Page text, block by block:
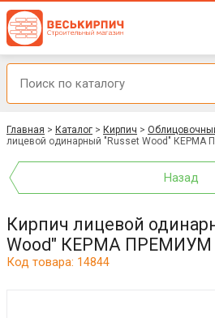
Главная > Каталог > Кирпич >
лицевой одинарный "Russet Wood" КЕРМА
Назад
Кирпич лицевой
Wood" КЕРМА ПРЕМИУМ
Код товара: 14844